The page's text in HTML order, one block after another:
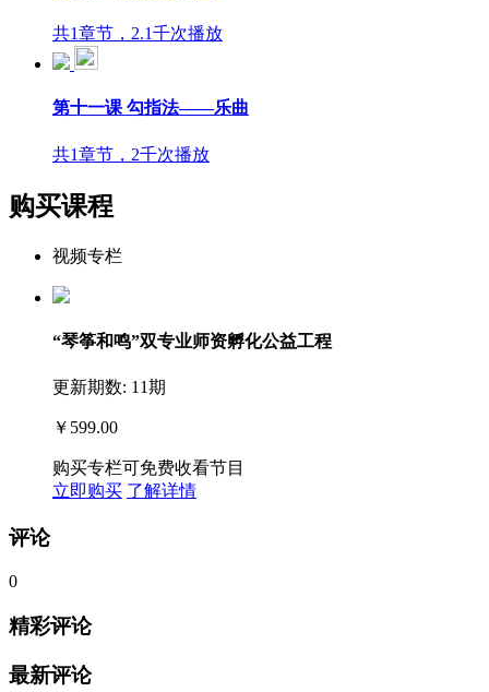
共1章节，2.1千次播放
第十一课 勾指法——乐曲
共1章节，2千次播放
购买课程
视频专栏
“琴筝和鸣”双专业师资孵化公益工程
更新期数: 11期
￥599.00
购买专栏可免费收看节目
立即购买 了解详情
评论
0
精彩评论
最新评论